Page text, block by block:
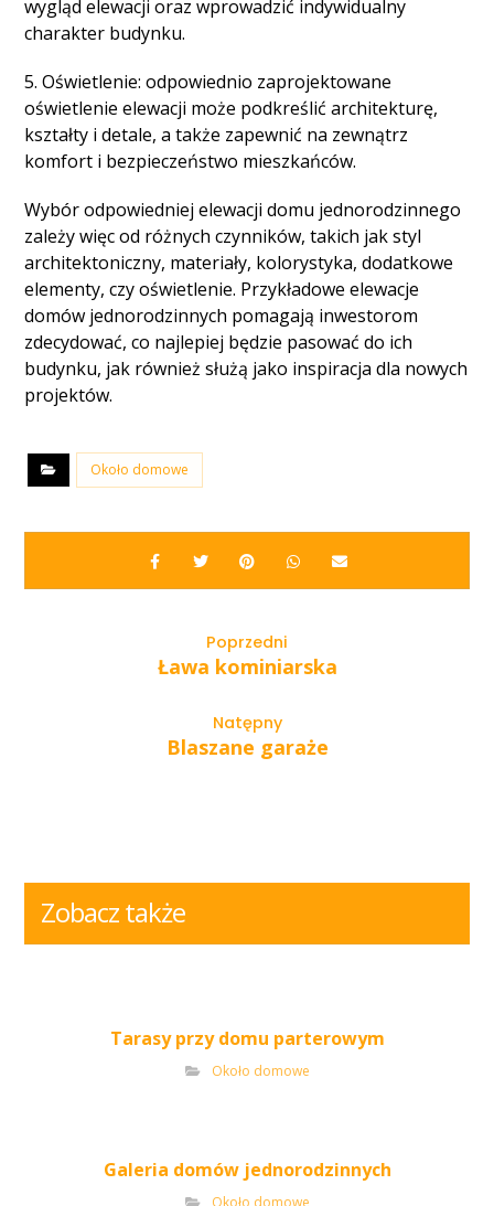
wygląd elewacji oraz wprowadzić indywidualny
charakter budynku.
5. Oświetlenie: odpowiednio zaprojektowane
oświetlenie elewacji może podkreślić architekturę,
kształty i detale, a także zapewnić na zewnątrz
komfort i bezpieczeństwo mieszkańców.
Wybór odpowiedniej elewacji domu jednorodzinnego
zależy więc od różnych czynników, takich jak styl
architektoniczny, materiały, kolorystyka, dodatkowe
elementy, czy oświetlenie. Przykładowe elewacje
domów jednorodzinnych pomagają inwestorom
zdecydować, co najlepiej będzie pasować do ich
budynku, jak również służą jako inspiracja dla nowych
projektów.
Około domowe
Poprzedni
Ława kominiarska
Natępny
Blaszane garaże
Zobacz także
Tarasy przy domu parterowym
Około domowe
Galeria domów jednorodzinnych
Około domowe